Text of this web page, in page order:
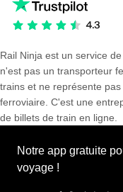
Rail Ninja est un service
n'est pas un transporteur
trains et ne représente
ferroviaire. C'est une
de billets de train en ligne.
Notre app gratuite
voyage !